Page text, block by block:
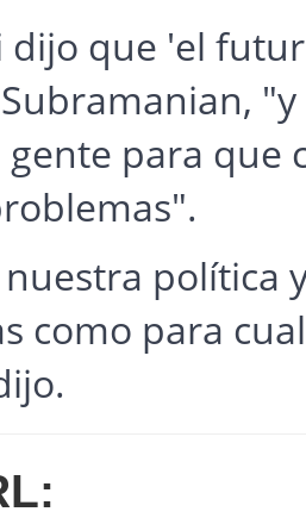
que 'el
para que
política
como para